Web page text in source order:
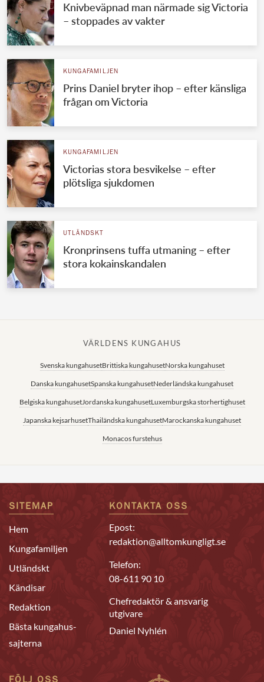
Knivbeväpnad man närmade sig Victoria
– stoppades av vakter
KUNGAFAMILJEN
Prins Daniel bryter ihop – efter känsliga
frågan om Victoria
KUNGAFAMILJEN
Victorias stora besvikelse – efter
plötsliga sjukdomen
UTLÄNDSKT
Kronprinsens tuffa utmaning – efter
stora kokainskandalen
VÄRLDENS KUNGAHUS
Svenska kungahusetBrittiska kungahusetNorska kungahuset
Danska kungahusetSpanska kungahusetNederländska kungahuset
Belgiska kungahusetJordanska kungahusetLuxemburgska storhertighuset
Japanska kejsarhusetThailändska kungahusetMarockanska kungahuset
Monacos furstehus
SITEMAP
Hem
Kungafamiljen
Utländskt
Kändisar
Redaktion
Bästa kungahus-
sajterna
KONTAKTA OSS
Epost:
redaktion@alltomkungligt.se
Telefon:
08-611 90 10
Chefredaktör & ansvarig
utgivare
Daniel Nyhlén